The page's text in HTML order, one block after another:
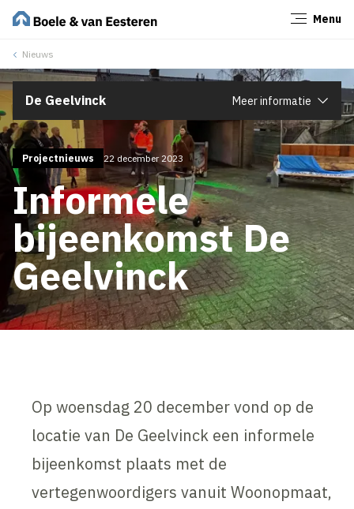
Menu
Nieuws
De Geelvinck Meer informatie
Projectnieuws 22 december 2023
Informele
bijeenkomst De
Geelvinck
Op woensdag 20 december vond op de
locatie van De Geelvinck een informele
bijeenkomst plaats met de
vertegenwoordigers vanuit Woonopmaat,
Sluiten